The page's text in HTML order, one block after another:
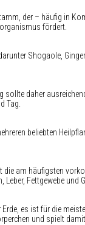
der – häufig in
fördert.
Shogaole,
daher
Tag.
beliebten
am häufigsten
Fettgewebe und
es ist für die
und spielt